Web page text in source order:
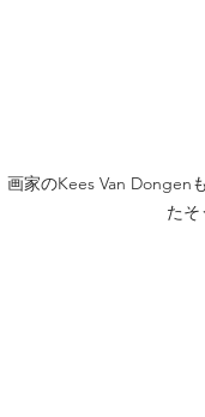
画家のKees Van Dongen
たそ